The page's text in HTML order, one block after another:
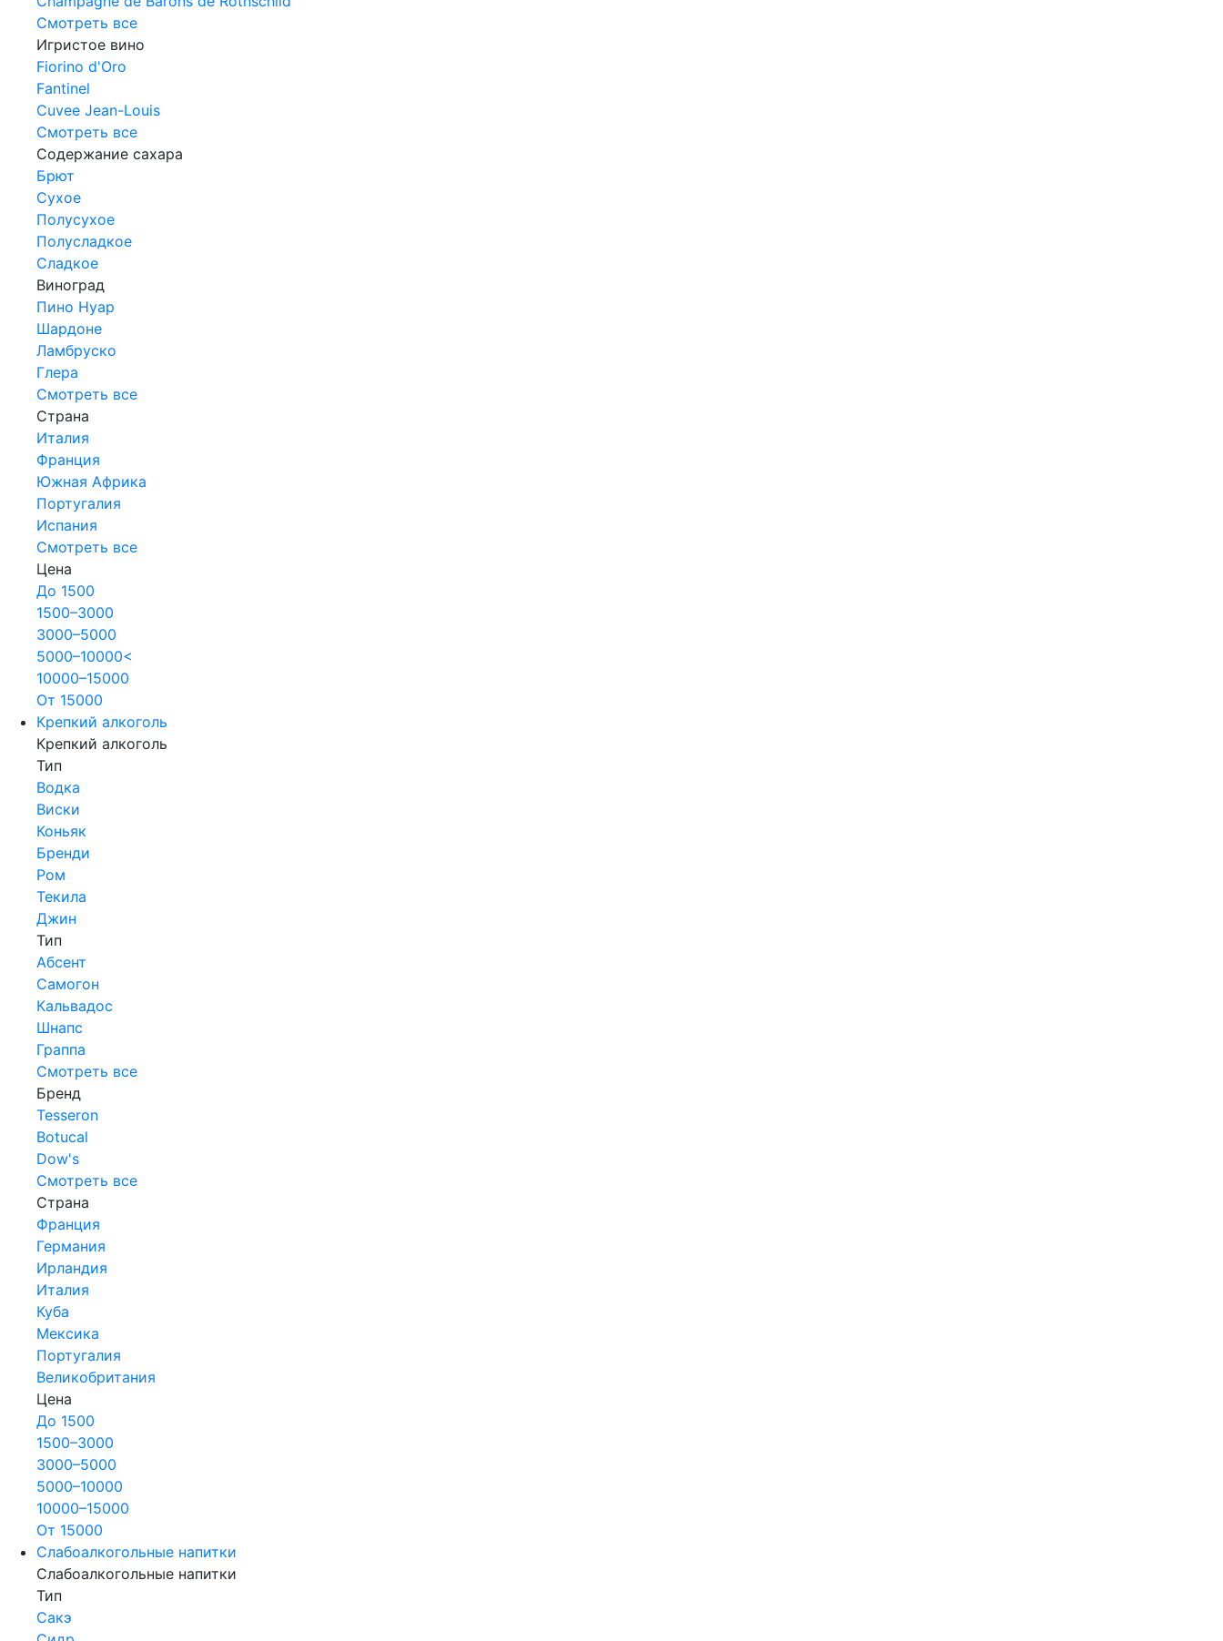
Смотреть все
Игристое вино
Fiorino d'Oro
Fantinel
Cuvee Jean-Louis
Смотреть все
Содержание сахара
Брют
Сухое
Полусухое
Полусладкое
Сладкое
Виноград
Пино Нуар
Шардоне
Ламбруско
Глера
Смотреть все
Страна
Италия
Франция
Южная Африка
Португалия
Испания
Смотреть все
Цена
До 1500
1500–3000
3000–5000
5000–10000<
10000–15000
От 15000
Крепкий алкоголь
Крепкий алкоголь
Тип
Водка
Виски
Коньяк
Бренди
Ром
Текила
Джин
Тип
Абсент
Самогон
Кальвадос
Шнапс
Граппа
Смотреть все
Бренд
Tesseron
Botucal
Dow's
Смотреть все
Страна
Франция
Германия
Ирландия
Италия
Куба
Мексика
Португалия
Великобритания
Цена
До 1500
1500–3000
3000–5000
5000–10000
10000–15000
От 15000
Слабоалкогольные напитки
Слабоалкогольные напитки
Тип
Сакэ